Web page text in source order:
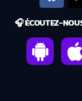
🎧 ÉCOUTEZ-